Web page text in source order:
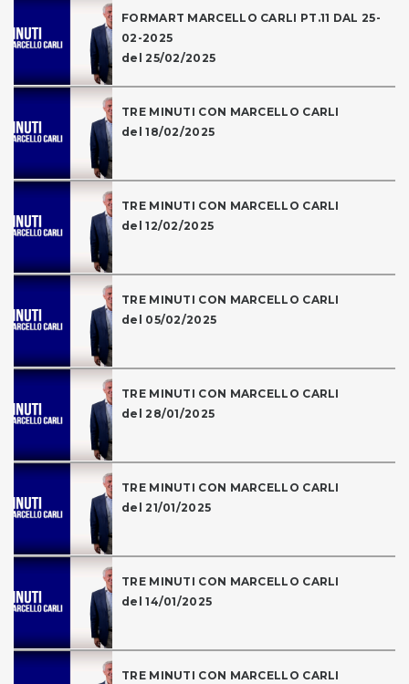
FORMART MARCELLO CARLI PT.11 DAL 25-
02-2025
del 25/02/2025
TRE MINUTI CON MARCELLO CARLI
del 18/02/2025
TRE MINUTI CON MARCELLO CARLI
del 12/02/2025
TRE MINUTI CON MARCELLO CARLI
del 05/02/2025
TRE MINUTI CON MARCELLO CARLI
del 28/01/2025
TRE MINUTI CON MARCELLO CARLI
del 21/01/2025
TRE MINUTI CON MARCELLO CARLI
del 14/01/2025
TRE MINUTI CON MARCELLO CARLI